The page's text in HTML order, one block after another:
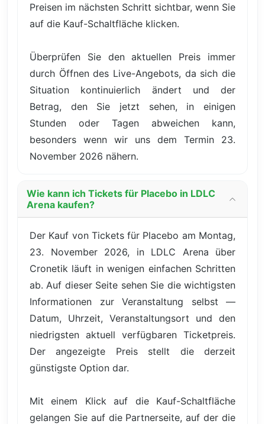
Preisen im nächsten Schritt sichtbar, wenn Sie
auf die Kauf-Schaltfläche klicken.
Überprüfen Sie den aktuellen Preis immer
durch Öffnen des Live-Angebots, da sich die
Situation kontinuierlich ändert und der
Betrag, den Sie jetzt sehen, in einigen
Stunden oder Tagen abweichen kann,
besonders wenn wir uns dem Termin 23.
November 2026 nähern.
Wie kann ich Tickets für Placebo in LDLC
Arena kaufen?
Der Kauf von Tickets für Placebo am Montag,
23. November 2026, in LDLC Arena über
Cronetik läuft in wenigen einfachen Schritten
ab. Auf dieser Seite sehen Sie die wichtigsten
Informationen zur Veranstaltung selbst —
Datum, Uhrzeit, Veranstaltungsort und den
niedrigsten aktuell verfügbaren Ticketpreis.
Der angezeigte Preis stellt die derzeit
günstigste Option dar.
Mit einem Klick auf die Kauf-Schaltfläche
gelangen Sie auf die Partnerseite, auf der die